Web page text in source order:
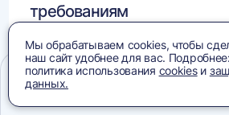
требованиям
ПРИМЕНИТЬ
ЗАКРЫТЬ
ЗАКРЫТЬ
ЗАКРЫТЬ
Мы обрабатываем cookies, чтобы
наш сайт удобнее для вас. Подробнее:
политика использования cookiesи
данных.